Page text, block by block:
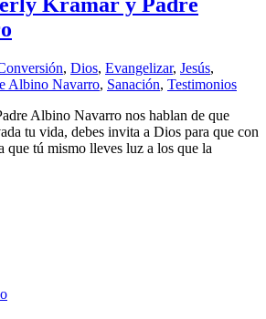
, Dios, Evangelizar, Jesús,
Albino Navarro, Sanación, Testimonios
Albino Navarro nos hablan de que
tu vida, debes invita a Dios para que con
que tú mismo lleves luz a los que la